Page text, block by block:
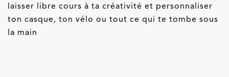
laisser libre cours à ta créativité et personnaliser
ton casque, ton vélo ou tout ce qui te tombe sous
la main